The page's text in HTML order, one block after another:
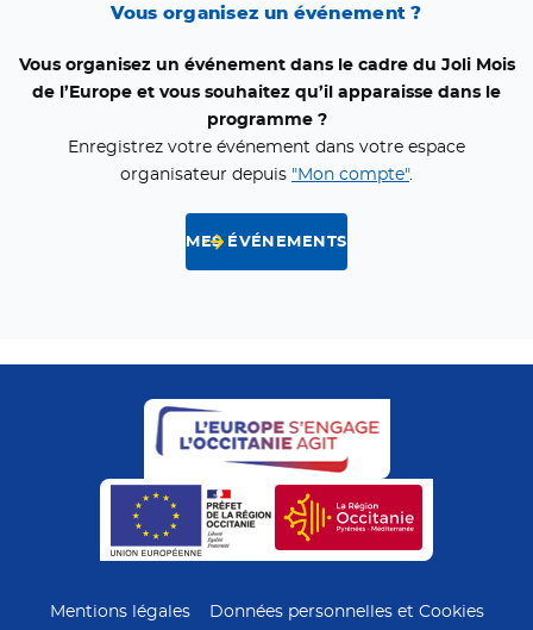
Vous organisez un événement ?
Vous organisez un événement dans le cadre du Joli Mois
de l’Europe et vous souhaitez qu’il apparaisse dans le
programme ?
Enregistrez votre événement dans votre espace
organisateur depuis "Mon compte".
MES ÉVÉNEMENTS
- Nouvelle fenêtre
- Nouvelle fenêtre- Nouvelle fenêtre
Mentions légales Données personnelles et Cookies